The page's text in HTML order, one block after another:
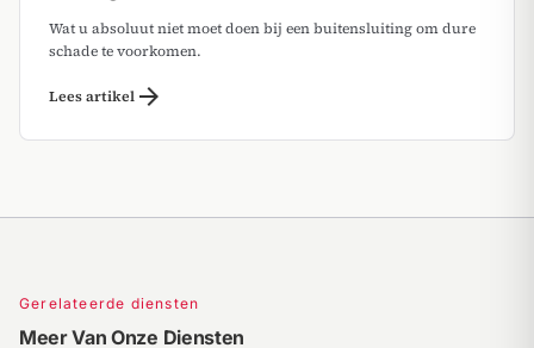
Wat u absoluut niet moet doen bij een buitensluiting om dure
schade te voorkomen.
Lees artikel arrow_forward
Gerelateerde diensten
Meer Van Onze Diensten